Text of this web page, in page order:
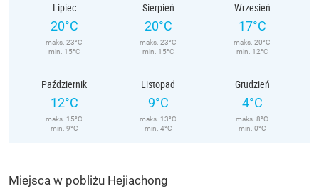
Lipiec
20°C
maks. 23°C
min. 15°C
Sierpień
20°C
maks. 23°C
min. 15°C
Wrzesień
17°C
maks. 20°C
min. 12°C
Październik
12°C
maks. 15°C
min. 9°C
Listopad
9°C
maks. 13°C
min. 4°C
Grudzień
4°C
maks. 8°C
min. 0°C
Miejsca w pobliżu Hejiachong